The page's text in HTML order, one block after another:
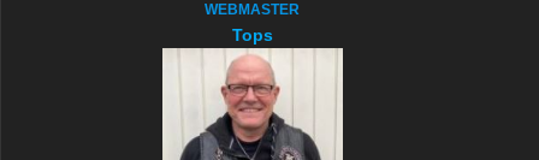
WEBMASTER
Tops